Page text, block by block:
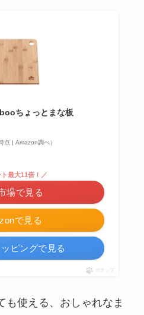
ちょっとまな板
点 | Amazon調べ）
で見る
最大11倍！／
場で見る
ピングで見る
ポチップ
も使える、おしゃれなま